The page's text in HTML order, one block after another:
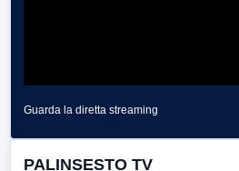
Guarda la diretta streaming
PALINSESTO TV